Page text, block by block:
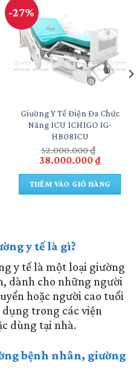
-27%
Giường Y Tế Điện Đa Chức
Năng ICU ICHIGO IG-
HB08ICU
52.000.000₫
Giá
là:
52.000.000 ₫.
38.000.000₫Giá
tại
THÊM VÀO GIỎ HÀNG
y tế là gì?
y tế là một loại giường
dành cho những người
hoặc người cao tuổi
trong các viện
dùng tại nhà.
bệnh nhân, giường